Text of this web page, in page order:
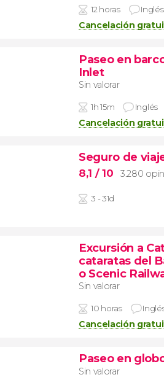
12 horas Inglés
Cancelación
Paseo en
Inlet
Sin valorar
1h 15m Inglés
Cancelación
Seguro de
8,1 / 10 3.280
3 - 31d
Excursión a
cataratas del
o Scenic
Sin valorar
10 horas
Cancelación
Paseo en
Sin valorar